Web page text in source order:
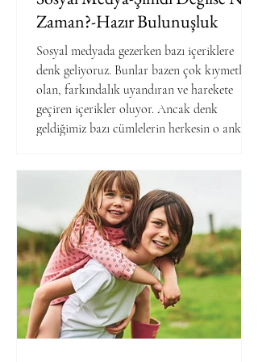
Zaman?-Hazır Bulunuşluk
Sosyal medyada gezerken bazı içeriklere
denk geliyoruz. Bunlar bazen çok kıymetli
olan, farkındalık uyandıran ve harekete
geçiren içerikler oluyor. Ancak denk
geldiğimiz bazı cümlelerin herkesin o anki
Örneğin ‘’şimdi değilse ne zaman?’’ diye bir
soru gördüm sosyal medyada dolanırken.
Harekete geçiren, motive eden sözlerden biri
temelde. Eğer o bizim gerçeğimize uygunsa
tabii ki… Eğer o adımı atmak mücadele
etmekte zorlanacağımız dezava